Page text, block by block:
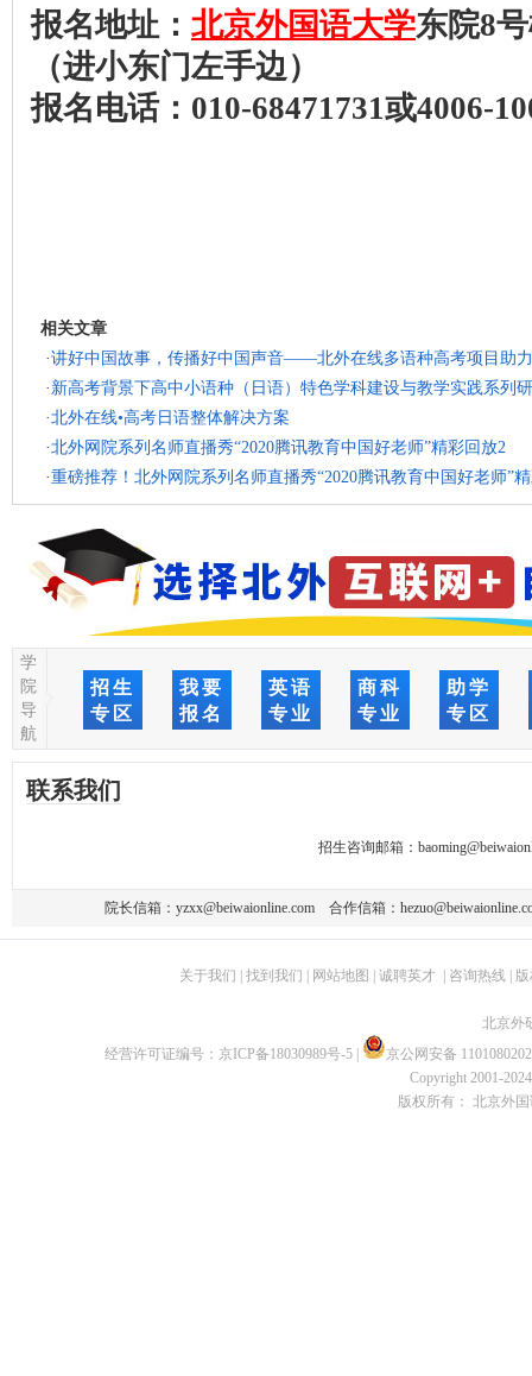
报名地址： 北京外国语大学东院8
（进小东门左手边）
报名电话： 010-68471731或4006-
相关文章
·讲好中国故事，传播好中国声音——北外在线多语种高考项目助
· 新高考背景下高中小语种（日语）特色学科建设与教学实践系列
·北外在线•高考日语整体解决方案
·北外网院系列名师直播秀“2020腾讯教育中国好老师”精彩回放2
·重磅推荐！北外网院系列名师直播秀“2020腾讯教育中国好老师”
学
院
导
航
招生
专区
我要
报名
英语
专业
商科
专业
助学
专区
联系我们
招生咨询邮箱：
院长信箱： yzxx@beiwaionline.com 合作信箱：
关于我们 找到我们 网站地图 诚聘英才| 咨询热线|
北京外
经营许可证编号： 京ICP备18030989号-5
京公网安备
Copyright 2001-
版权所有： 北京外